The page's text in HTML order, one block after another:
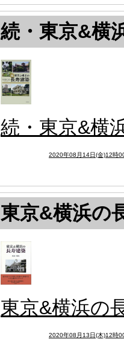
続・東京&横
続・東京&横
2020年08月14日(金)12時
東京&横浜の
東京&横浜の
2020年08月13日(木)12時